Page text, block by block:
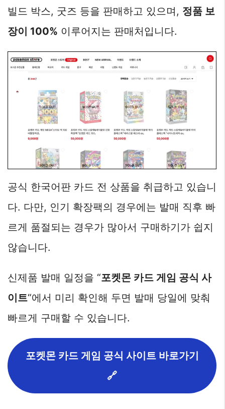
빌드 박스, 굿즈 등을 판매하고 있으며, 정품 보
장이 100% 이루어지는 판매처입니다.
공식 한국어판 카드 전 상품을 취급하고 있습니
다. 다만, 인기 확장팩의 경우에는 발매 직후 빠
르게 품절되는 경우가 많아서 구매하기가 쉽지
않습니다.
신제품 발매 일정을 “포켓몬 카드 게임 공식 사
이트“에서 미리 확인해 두면 발매 당일에 맞춰
빠르게 구매할 수 있습니다.
포켓몬 카드 게임 공식 사이트 바로가기
🔗